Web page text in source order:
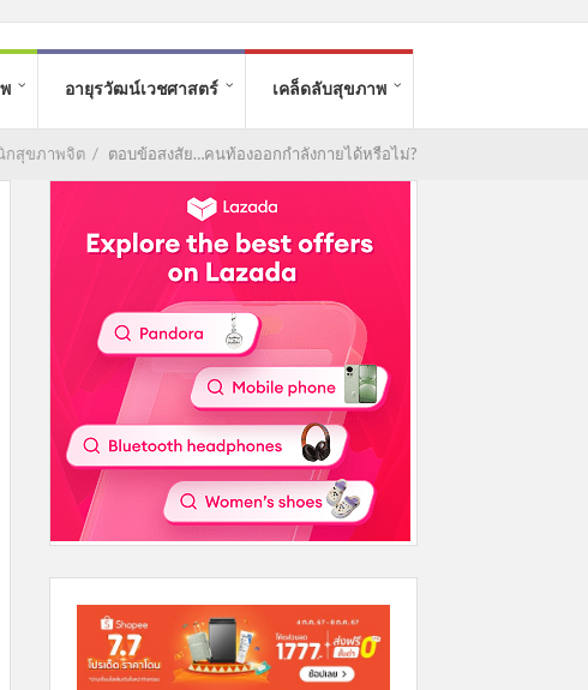
อายุรวัฒน์เวชศาสตร์ เคล็ดลับสุขภาพ
กสุขภาพจิต / ตอบข้อสงสัย…คนท้องออกกำลังกายได้หรือไม่?